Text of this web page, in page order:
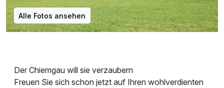
Alle Fotos ansehen
Der Chiemgau will sie verzaubern
Freuen Sie sich schon jetzt auf Ihren wohlverdienten